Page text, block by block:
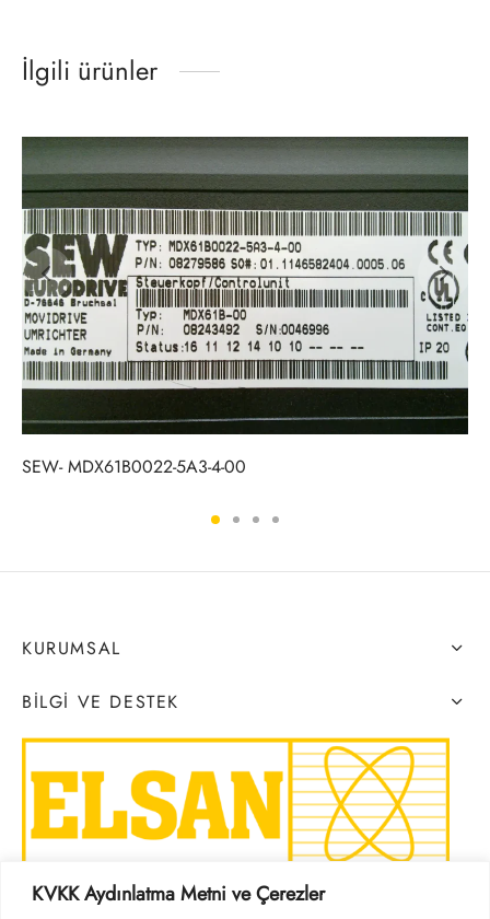
KVKK Aydınlatma Metni ve Çerezler
İlgili ürünler
SEW- MDX61B0022-5A3-4-00
KURUMSAL
BILGI VE DESTEK
SOSYAL MEDYA